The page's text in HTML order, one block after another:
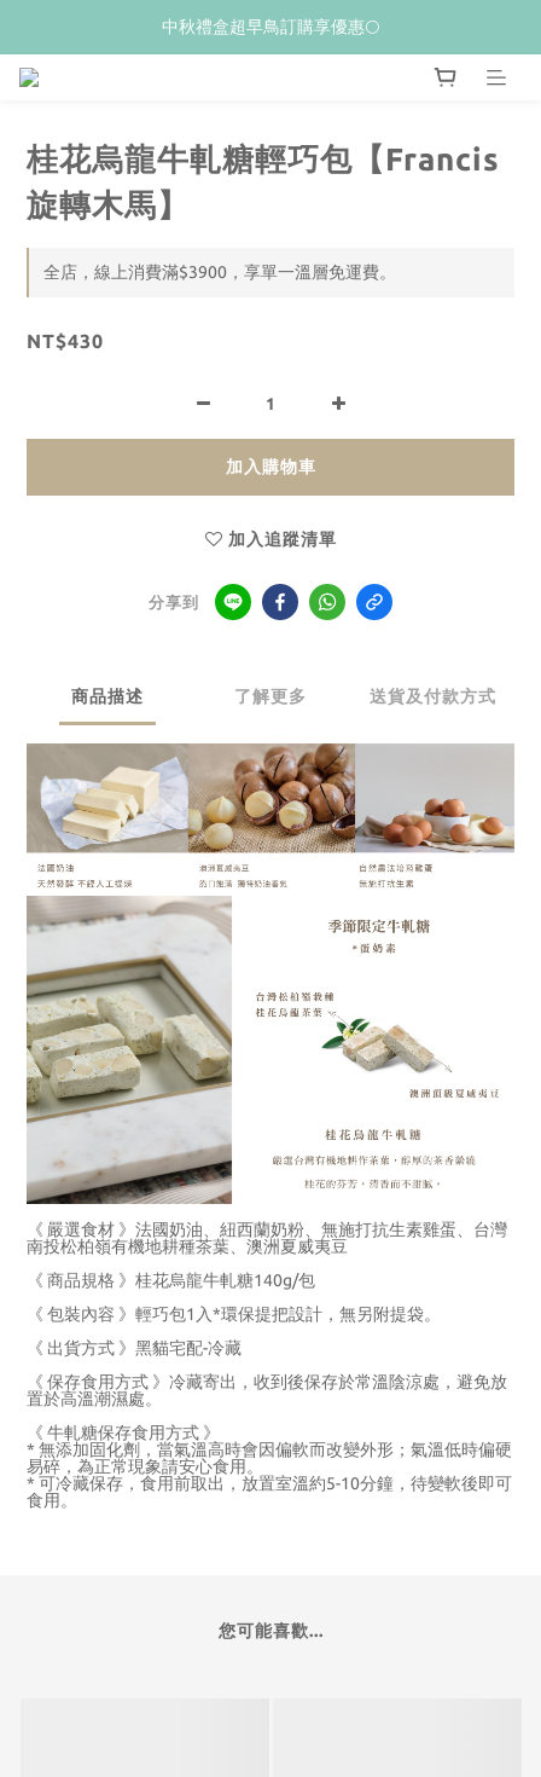
𝙒𝙚𝙡𝙘𝙤𝙢𝙚💝 新加入會員贈$𝟭𝟬𝟬購物金
中秋禮盒超早鳥訂購享優惠🌕
桂花烏龍牛軋糖輕巧包【Francis
旋轉木馬】
全店，線上消費滿$3900，享單一溫層免運費。
NT$430
加入購物車
加入追蹤清單
分享到
商品描述 了解更多 送貨及付款方式
《 嚴選食材 》法國奶油、紐西蘭奶粉、無施打抗生素雞蛋、台灣
南投松柏嶺有機地耕種茶葉、澳洲夏威夷豆
《 商品規格 》桂花烏龍牛軋糖140g/包
《 包裝內容 》輕巧包1入*環保提把設計，無另附提袋。
《 出貨方式 》黑貓宅配-冷藏
《 保存食用方式 》冷藏寄出，收到後保存於常溫陰涼處，避免放
置於高溫潮濕處。
《 牛軋糖保存食用方式 》
* 無添加固化劑，當氣溫高時會因偏軟而改變外形；氣溫低時偏硬
易碎，為正常現象請安心食用。
* 可冷藏保存，食用前取出，放置室溫約5-10分鐘，待變軟後即可
食用。
您可能喜歡...